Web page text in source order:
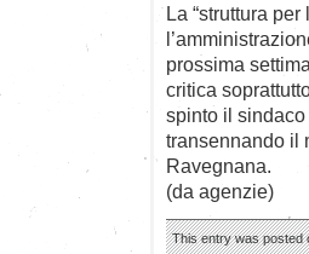
La “struttura
prossima
critica
spinto il
transennando il
Ravegnana.
(da agenzie)
This entry was posted